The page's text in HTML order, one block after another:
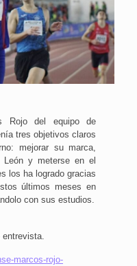
Rojo del equipo de
tres objetivos claros
mejorar su marca,
León y meterse en el
los ha logrado gracias
últimos meses en
con sus estudios.
marcos-rojo-